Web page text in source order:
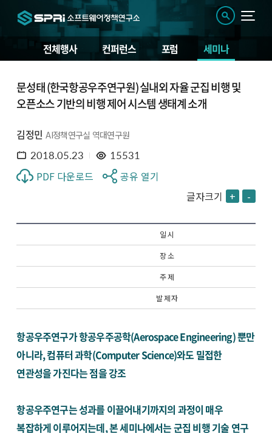
전체행사 컨퍼런스 포럼 세미나
문성태 (한국항공우주연구원) 실내외 자율 군집 비행 및
오픈소스 기반의 비행 제어 시스템 생태계 소개
김정민 AI정책연구실 역대연구원
2018.05.23 15531
PDF 다운로드
공유 열기
글자크기 + -
일 시
장 소
주 제
발 제 자
항공우주연구가 항공우주공학(Aerospace Engineering) 뿐만
아니라, 컴퓨터 과학(Computer Science)와도 밀접한
연관성을 가진다는 점을 강조
항공우주연구는 성과를 이끌어내기까지의 과정이 매우
복잡하게 이루어지는데, 본 세미나에서는 군집 비행 기술 연구